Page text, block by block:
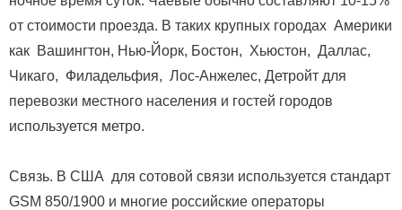
от стоимости проезда. В таких крупных городах Америки
как Вашингтон, Нью-Йорк, Бостон, Хьюстон, Даллас,
Чикаго, Филадельфия, Лос-Анжелес, Детройт для
перевозки местного населения и гостей городов
используется метро.
Связь. В США для сотовой связи используется стандарт
GSM 850/1900 и многие российские операторы